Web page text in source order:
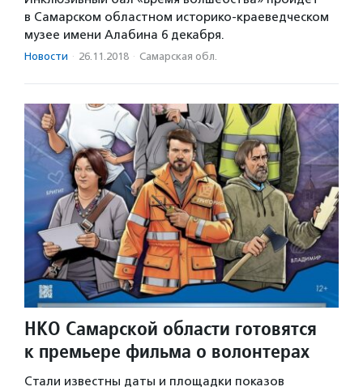
в Самарском областном историко-краеведческом
музее имени Алабина 6 декабря.
Новости · 26.11.2018 · Самарская обл.
НКО Самарской области готовятся
к премьере фильма о волонтерах
Стали известны даты и площадки показов